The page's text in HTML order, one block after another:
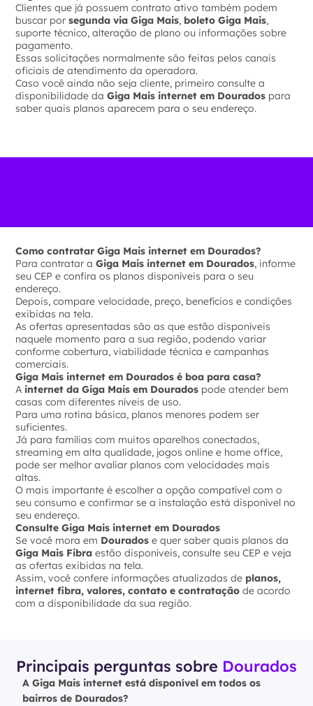
Clientes que já possuem contrato ativo também podem
buscar porsegunda via Giga Mais, boleto Giga Mais,
suporte técnico, alteração de plano ou informações sobre
pagamento.
Essas solicitações normalmente são feitas pelos canais
oficiais de atendimento da operadora.
Caso você ainda não seja cliente, primeiro consulte a
disponibilidade daGiga Mais internet em Dourados para
saber quais planos aparecem para o seu endereço.
Como contratar Giga Mais internet em Dourados?
Para contratar aGiga Mais internet em Dourados, informe
seu CEP e confira os planos disponíveis para o seu
endereço.
Depois, compare velocidade, preço, benefícios e condições
exibidas na tela.
As ofertas apresentadas são as que estão disponíveis
naquele momento para a sua região, podendo variar
conforme cobertura, viabilidade técnica e campanhas
comerciais.
Giga Mais internet em Dourados é boa para casa?
A internet da Giga Mais em Dourados pode atender bem
casas com diferentes níveis de uso.
Para uma rotina básica, planos menores podem ser
suficientes.
Já para famílias com muitos aparelhos conectados,
streaming em alta qualidade, jogos online e home office,
pode ser melhor avaliar planos com velocidades mais
altas.
O mais importante é escolher a opção compatível com o
seu consumo e confirmar se a instalação está disponível no
seu endereço.
Consulte Giga Mais internet em Dourados
Se você mora em Dourados e quer saber quais planos da
Giga Mais Fibra estão disponíveis, consulte seu CEP e veja
as ofertas exibidas na tela.
Assim, você confere informações atualizadas de planos,
internet fibra, valores, contato e contratação de acordo
com a disponibilidade da sua região.
Principais perguntas sobre Dourados
A Giga Mais internet está disponível em todos os
bairros de Dourados?